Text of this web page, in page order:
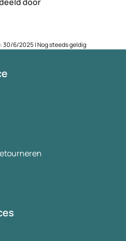
6/2025 | Nog steeds geldig